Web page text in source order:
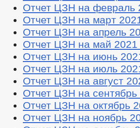
Отчет ЦЗН на февраль
Отчет ЦЗН на март
Отчет ЦЗН на апрель
Отчет ЦЗН на май 2021
Отчет ЦЗН на июнь
Отчет ЦЗН на июль
Отчет ЦЗН на август
Отчет ЦЗН на сентябрь
Отчет ЦЗН на октябрь
Отчет ЦЗН на ноябрь